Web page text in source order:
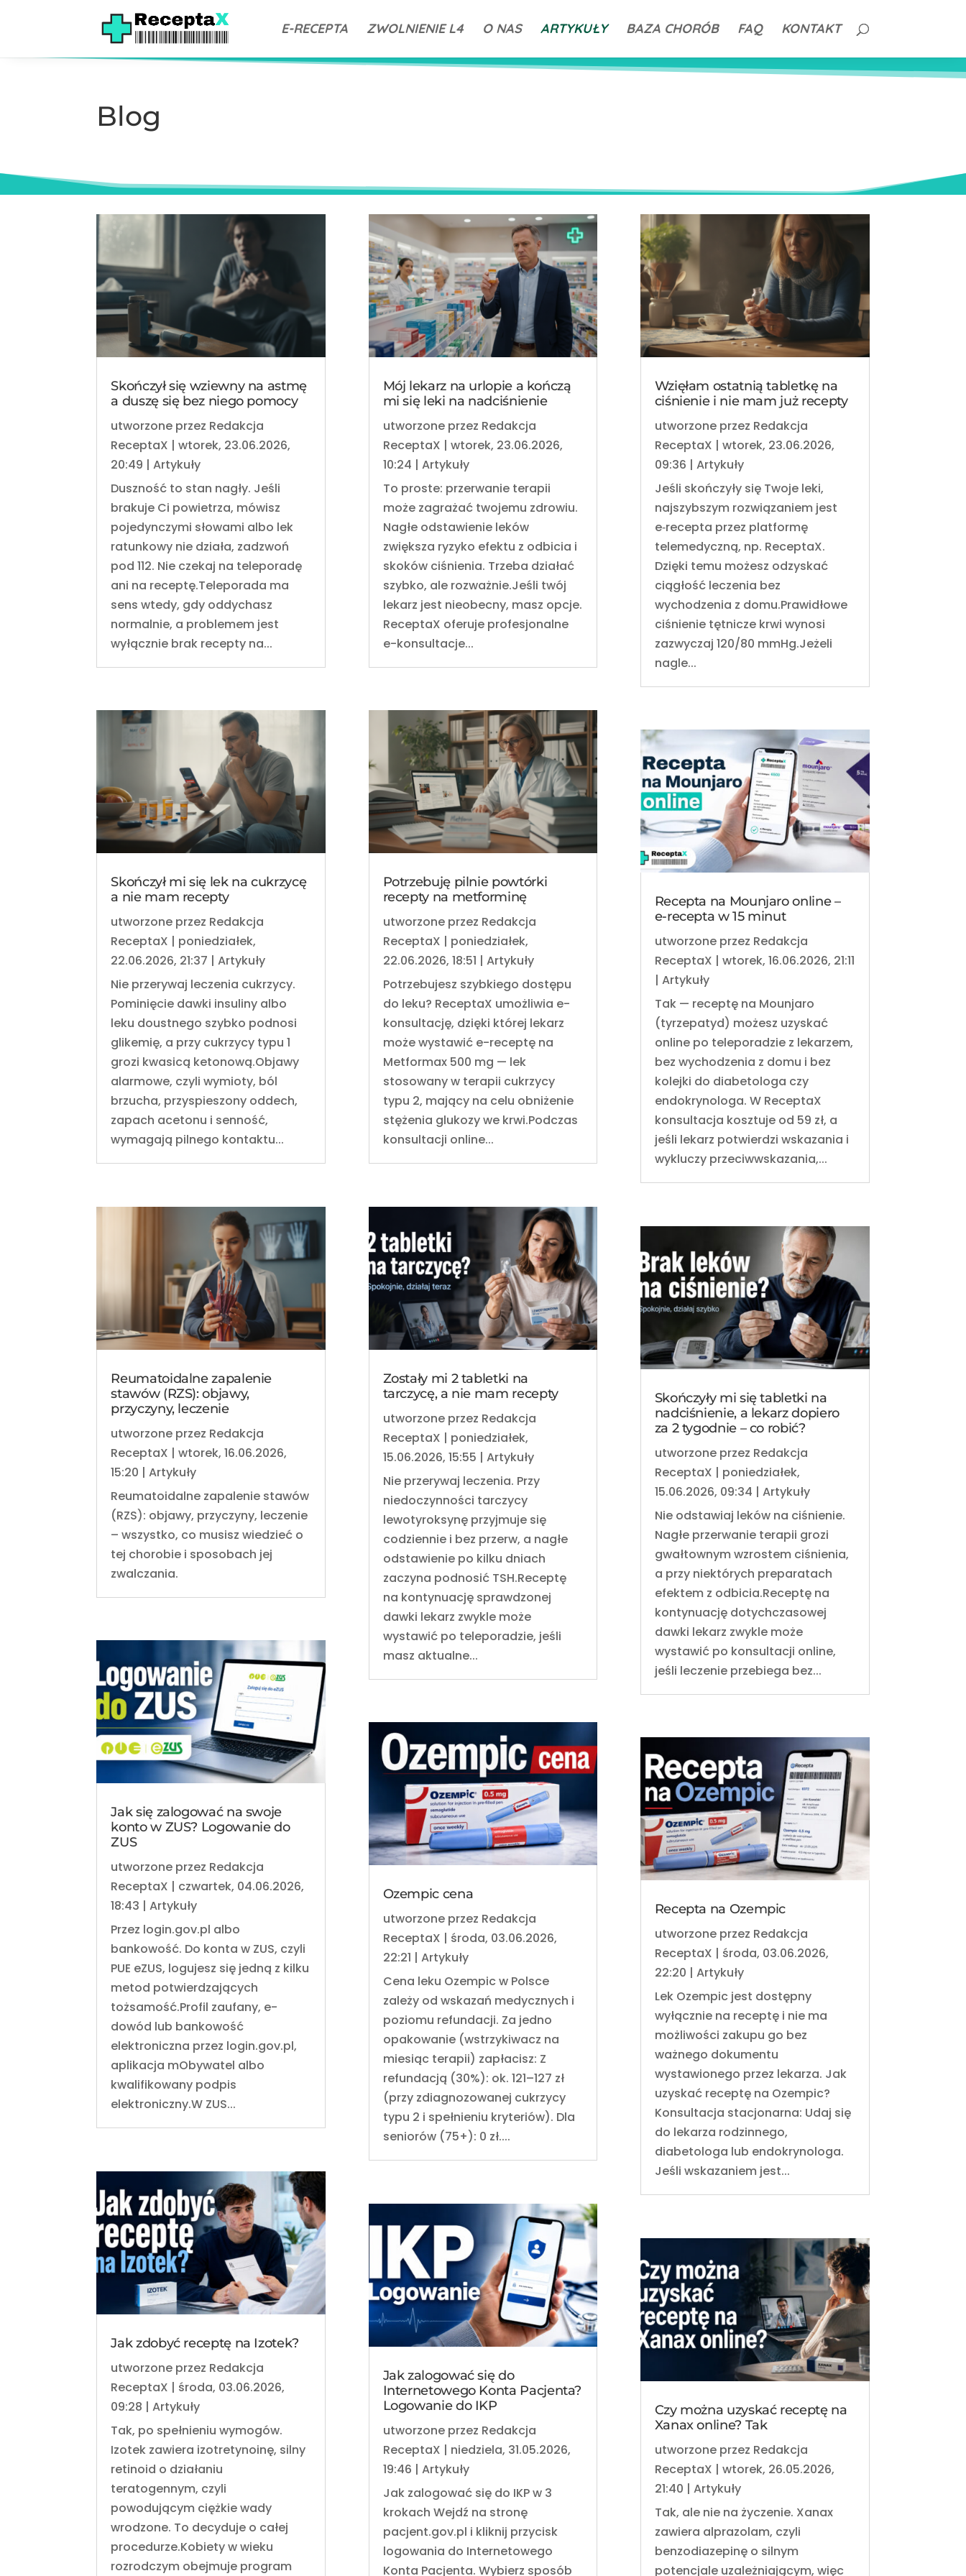
E-RECEPTA ZWOLNIENIE L4 O NAS ARTYKUŁY BAZA CHORÓB FAQ KONTAKT
Blog
Skończył się wziewny na astmę
a duszę się bez niego pomocy
utworzone przez Redakcja
ReceptaX |wtorek, 23.06.2026,
20:49 |Artykuły
Duszność to stan nagły. Jeśli
brakuje Ci powietrza, mówisz
pojedynczymi słowami albo lek
ratunkowy nie działa, zadzwoń
pod 112. Nie czekaj na teleporadę
ani na receptę.Teleporada ma
sens wtedy, gdy oddychasz
normalnie, a problemem jest
wyłącznie brak recepty na...
Skończył mi się lek na cukrzycę
a nie mam recepty
utworzone przez Redakcja
ReceptaX | poniedziałek,
22.06.2026, 21:37 |Artykuły
Nie przerywaj leczenia cukrzycy.
Pominięcie dawki insuliny albo
leku doustnego szybko podnosi
glikemię, a przy cukrzycy typu 1
grozi kwasicą ketonową.Objawy
alarmowe, czyli wymioty, ból
brzucha, przyspieszony oddech,
zapach acetonu i senność,
wymagają pilnego kontaktu...
Reumatoidalne zapalenie
stawów (RZS): objawy,
przyczyny, leczenie
utworzone przez Redakcja
ReceptaX |wtorek, 16.06.2026,
15:20 |Artykuły
Reumatoidalne zapalenie stawów
(RZS): objawy, przyczyny, leczenie
– wszystko, co musisz wiedzieć o
tej chorobie i sposobach jej
zwalczania.
Jak się zalogować na swoje
konto w ZUS? Logowanie do
ZUS
utworzone przez Redakcja
ReceptaX | czwartek, 04.06.2026,
18:43 |Artykuły
Przez login.gov.pl albo
bankowość. Do konta w ZUS, czyli
PUE eZUS, logujesz się jedną z kilku
metod potwierdzających
tożsamość.Profil zaufany, e-
dowód lub bankowość
elektroniczna przez login.gov.pl,
aplikacja mObywatel albo
kwalifikowany podpis
elektroniczny.W ZUS...
Jak zdobyć receptę na Izotek?
utworzone przez Redakcja
ReceptaX | środa, 03.06.2026,
09:28 |Artykuły
Tak, po spełnieniu wymogów.
Izotek zawiera izotretynoinę, silny
retinoid o działaniu
teratogennym, czyli
powodującym ciężkie wady
wrodzone. To decyduje o całej
procedurze.Kobiety w wieku
rozrodczym obejmuje program
Mój lekarz na urlopie a kończą
mi się leki na nadciśnienie
utworzone przez Redakcja
ReceptaX | wtorek, 23.06.2026,
10:24 | Artykuły
To proste: przerwanie terapii
może zagrażać twojemu zdrowiu.
Nagłe odstawienie leków
zwiększa ryzyko efektu z odbicia i
skoków ciśnienia. Trzeba działać
szybko, ale rozważnie.Jeśli twój
lekarz jest nieobecny, masz opcje.
ReceptaX oferuje profesjonalne
e-konsultacje...
Potrzebuję pilnie powtórki
recepty na metforminę
utworzone przez Redakcja
ReceptaX | poniedziałek,
22.06.2026, 18:51 | Artykuły
Potrzebujesz szybkiego dostępu
do leku? ReceptaX umożliwia e-
konsultację, dzięki której lekarz
może wystawić e-receptę na
Metformax 500 mg — lek
stosowany w terapii cukrzycy
typu 2, mający na celu obniżenie
stężenia glukozy we krwi.Podczas
konsultacji online...
Zostały mi 2 tabletki na
tarczycę, a nie mam recepty
utworzone przez Redakcja
ReceptaX | poniedziałek,
15.06.2026, 15:55 | Artykuły
Nie przerywaj leczenia. Przy
niedoczynności tarczycy
lewotyroksynę przyjmuje się
codziennie i bez przerw, a nagłe
odstawienie po kilku dniach
zaczyna podnosić TSH.Receptę
na kontynuację sprawdzonej
dawki lekarz zwykle może
wystawić po teleporadzie, jeśli
masz aktualne...
Ozempic cena
utworzone przez Redakcja
ReceptaX | środa, 03.06.2026,
22:21 | Artykuły
Cena leku Ozempic w Polsce
zależy od wskazań medycznych i
poziomu refundacji. Za jedno
opakowanie (wstrzykiwacz na
miesiąc terapii) zapłacisz: Z
refundacją (30%): ok. 121–127 zł
(przy zdiagnozowanej cukrzycy
typu 2 i spełnieniu kryteriów). Dla
seniorów (75+): 0 zł....
Jak zalogować się do
Internetowego Konta Pacjenta?
Logowanie do IKP
utworzone przez Redakcja
ReceptaX | niedziela, 31.05.2026,
19:46 | Artykuły
Jak zalogować się do IKP w 3
krokach Wejdź na stronę
pacjent.gov.pl i kliknij przycisk
logowania do Internetowego
Konta Pacjenta. Wybierz sposób
Wzięłam ostatnią tabletkę na
ciśnienie i nie mam już recepty
utworzone przez Redakcja
ReceptaX | wtorek, 23.06.2026,
09:36 | Artykuły
Jeśli skończyły się Twoje leki,
najszybszym rozwiązaniem jest
e‑recepta przez platformę
telemedyczną, np. ReceptaX.
Dzięki temu możesz odzyskać
ciągłość leczenia bez
wychodzenia z domu.Prawidłowe
ciśnienie tętnicze krwi wynosi
zazwyczaj 120/80 mmHg.Jeżeli
nagle...
Recepta na Mounjaro online –
e-recepta w 15 minut
utworzone przez Redakcja
ReceptaX | wtorek, 16.06.2026, 21:11
| Artykuły
Tak — receptę na Mounjaro
(tyrzepatyd) możesz uzyskać
online po teleporadzie z lekarzem,
bez wychodzenia z domu i bez
kolejki do diabetologa czy
endokrynologa. W ReceptaX
konsultacja kosztuje od 59 zł, a
jeśli lekarz potwierdzi wskazania i
wykluczy przeciwwskazania,...
Skończyły mi się tabletki na
nadciśnienie, a lekarz dopiero
za 2 tygodnie – co robić?
utworzone przez Redakcja
ReceptaX | poniedziałek,
15.06.2026, 09:34 | Artykuły
Nie odstawiaj leków na ciśnienie.
Nagłe przerwanie terapii grozi
gwałtownym wzrostem ciśnienia,
a przy niektórych preparatach
efektem z odbicia.Receptę na
kontynuację dotychczasowej
dawki lekarz zwykle może
wystawić po konsultacji online,
jeśli leczenie przebiega bez...
Recepta na Ozempic
utworzone przez Redakcja
ReceptaX | środa, 03.06.2026,
22:20 | Artykuły
Lek Ozempic jest dostępny
wyłącznie na receptę i nie ma
możliwości zakupu go bez
ważnego dokumentu
wystawionego przez lekarza. Jak
uzyskać receptę na Ozempic?
Konsultacja stacjonarna: Udaj się
do lekarza rodzinnego,
diabetologa lub endokrynologa.
Jeśli wskazaniem jest...
Czy można uzyskać receptę na
Xanax online? Tak
utworzone przez Redakcja
ReceptaX | wtorek, 26.05.2026,
21:40 | Artykuły
Tak, ale nie na życzenie. Xanax
zawiera alprazolam, czyli
benzodiazepinę o silnym
potencjale uzależniającym, więc